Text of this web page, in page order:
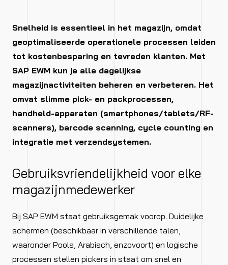
Snelheid is essentieel in het magazijn, omdat
geoptimaliseerde operationele processen leiden
tot kostenbesparing en tevreden klanten. Met
SAP EWM kun je alle dagelijkse
magazijnactiviteiten beheren en verbeteren. Het
omvat slimme pick- en packprocessen,
handheld-apparaten (smartphones/tablets/RF-
scanners), barcode scanning, cycle counting en
integratie met verzendsystemen.
Gebruiksvriendelijkheid voor elke
magazijnmedewerker
Bij SAP EWM staat gebruiksgemak voorop. Duidelijke
schermen (beschikbaar in verschillende talen,
waaronder Pools, Arabisch, enzovoort) en logische
processen stellen pickers in staat om snel en